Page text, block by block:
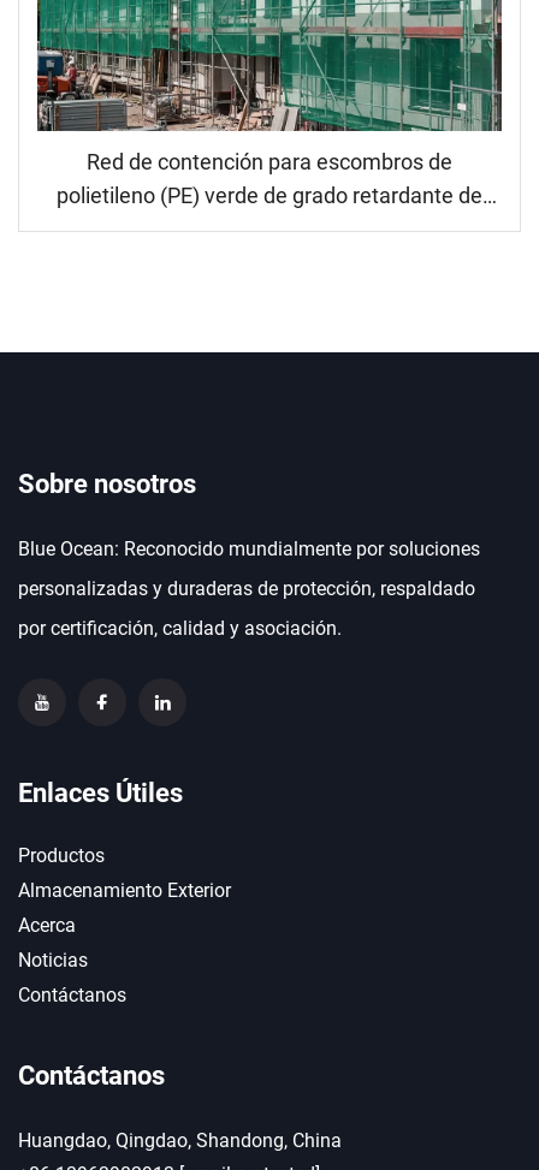
Red de contención para escombros de
polietileno (PE) verde de grado retardante de
llama (FR), malla de seguridad de construcción
Sobre nosotros
Blue Ocean: Reconocido mundialmente por soluciones
personalizadas y duraderas de protección, respaldado
por certificación, calidad y asociación.
Enlaces Útiles
Productos
Almacenamiento Exterior
Acerca
Noticias
Contáctanos
Contáctanos
Huangdao, Qingdao, Shandong, China